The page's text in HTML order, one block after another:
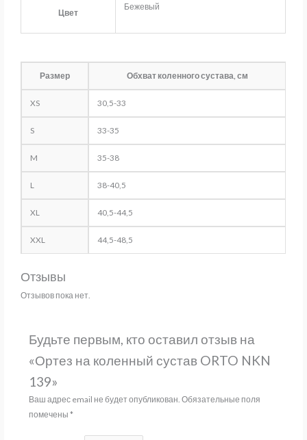
Цвет
Бежевый
Размер Обхват коленного сустава, см
XS 30,5-33
S 33-35
M 35-38
L 38-40,5
XL 40,5-44,5
XXL 44,5-48,5
Отзывы
Отзывов пока нет.
Будьте первым, кто оставил отзыв на
«Ортез на коленный сустав ORTO NKN
139»
Ваш адрес email не будет опубликован. Обязательные поля
помечены *